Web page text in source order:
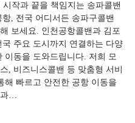
작과 끝을 책임지는 송파콜밴
, 전국 어디서든 송파구콜밴
보세요. 인천공항콜밴과 김포
주요 도시까지 연결하는 다양
이동을 도와드립니다. 저희 모
, 비즈니스콜밴 등 맞춤형 서비
해 빠르고 안전한 공항 이동을
과…